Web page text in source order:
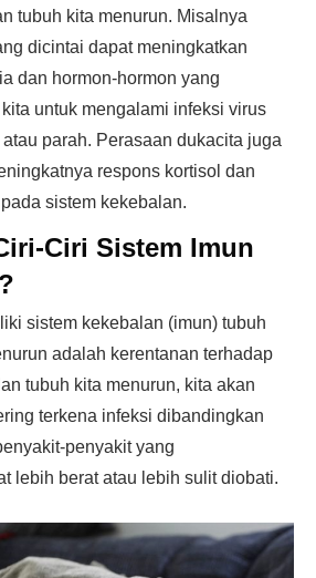
tubuh kita menurun. Misalnya
dicintai dapat meningkatkan
dan hormon-hormon yang
untuk mengalami infeksi virus
parah. Perasaan dukacita juga
respons kortisol dan
sistem kekebalan.
Ciri Sistem Imun
sistem kekebalan (imun) tubuh
adalah kerentanan terhadap
tubuh kita menurun, kita akan
terkena infeksi dibandingkan
penyakit yang
lebih berat atau lebih sulit diobati.